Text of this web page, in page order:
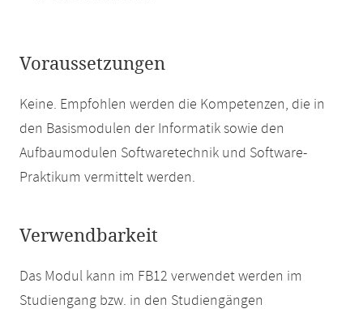
Voraussetzungen
Keine. Empfohlen werden die Kompetenzen, die in
den Basismodulen der Informatik sowie den
Aufbaumodulen Softwaretechnik und Software-
Praktikum vermittelt werden.
Verwendbarkeit
Das Modul kann im FB12 verwendet werden im
Studiengang bzw. in den Studiengängen